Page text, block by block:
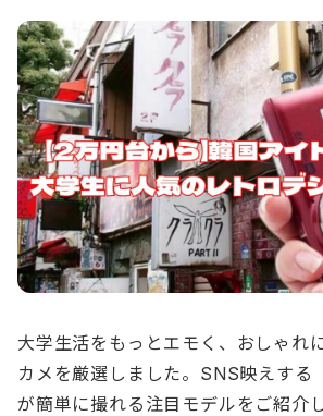
大学生活をもっとエモく、おしゃれ
カメを厳選しました。SNS映えする
が簡単に撮れる注目モデルをご紹介